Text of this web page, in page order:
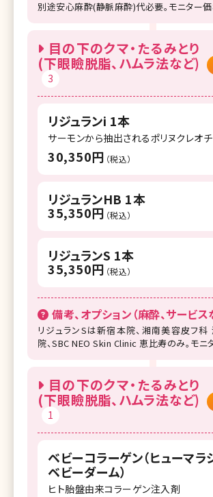
別途安心麻酔(静脈麻酔)代必要。モニター
目の下のクマ・たるみとり
(下眼瞼脱脂、ハムラ法など)
3
リジュランi 1本
サーモンから抽出されるポリヌクレオ
30,350円 （税込）
リジュランHB 1本
35,350円 （税込）
リジュランS 1本
35,350円 （税込）
備考、オプション（麻酔、サービス
リジュランSは新宿本院、湘南美容皮フ科
院、SBC NEO Skin Clinic 恵比寿のみ。モニ
目の下のクマ・たるみとり
(下眼瞼脱脂、ハムラ法など)
1
ベビーコラーゲン（ヒューマラ
ベビーダーム）
ヒト胎盤由来コラーゲン注入剤